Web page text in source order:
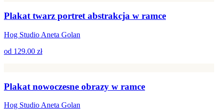
Plakat twarz portret abstrakcja w ramce
Hog Studio Aneta Golan
od 129.00 zł
Plakat nowoczesne obrazy w ramce
Hog Studio Aneta Golan